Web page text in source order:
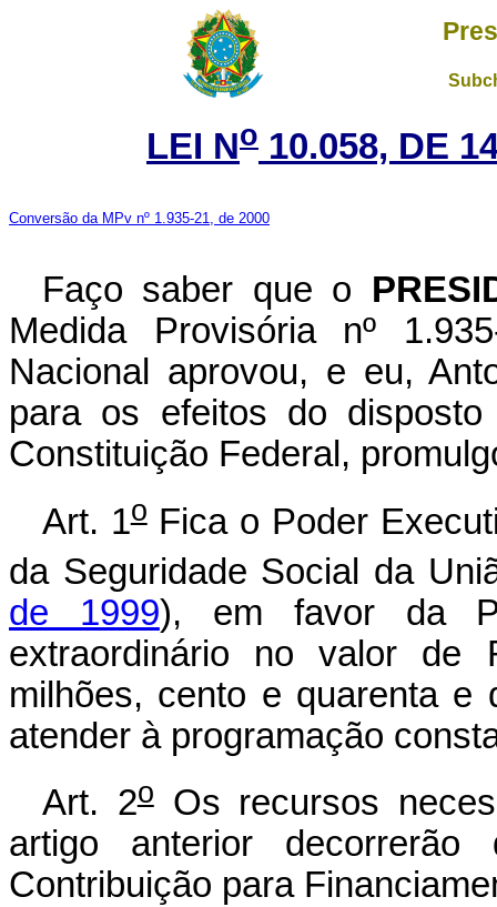
LEI No 10.058, DE
Conversão da MPv nº 1.935-21, de 2000
Faço saber que o
Medida Provisória nº
Nacional aprovou, e eu,
para os efeitos do
Constituição Federal,
Art. 1oFica o Poder
da Seguridade Social da
de 1999), em favor da
extraordinário no valor de
milhões, cento e quarenta e
atender à programação
Art. 2oOs recursos
artigo anterior
Contribuição para